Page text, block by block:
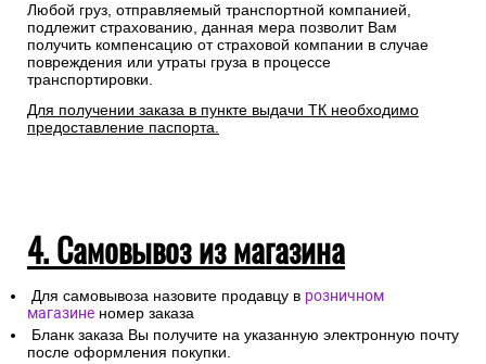
Любой груз, отправляемый транспортной компанией,
подлежит страхованию, данная мера позволит Вам
получить компенсацию от страховой компании в случае
повреждения или утраты груза в процессе
транспортировки.
Для получении заказа в пункте выдачи ТК необходимо
предоставление паспорта.
4. Самовывоз из магазина
Для самовывоза назовите продавцу в розничном
магазине номер заказа
Бланк заказа Вы получите на указанную электронную почту
после оформления покупки.